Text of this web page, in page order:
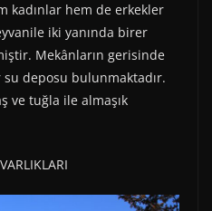
kadınlar hem de erkekler
iki yanında birer
Mekânların gerisinde
deposu bulunmaktadır.
ve tuğla ile almaşık